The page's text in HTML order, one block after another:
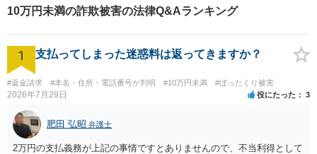
10万円未満の詐欺被害の法律Q&Aランキング
1 支払ってしまった迷惑料は返ってきますか？
#返金請求 #本名・住所・電話番号が判明 #10万円未満 #ぼったくり被害
2026年7月29日 役にたった 3
肥田 弘昭 弁護士
2万円の支払義務が上記の事情ですとありませんので、不当利得として